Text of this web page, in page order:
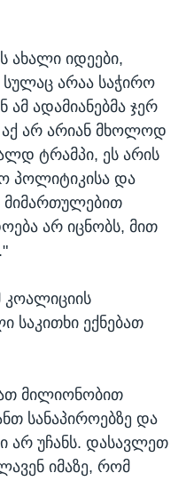
ახალი იდეები,
სულაც არაა საჭირო
ადამიანებმა ჯერ
აქ არ არიან მხოლოდ
ტრამპი, ეს არის
პოლიტიკისა და
არ იცნობს, მით
საკითხი ექნებათ
მილიონობით
სანაპიროებზე და
არ უჩანს. დასავლეთ
იმაზე, რომ